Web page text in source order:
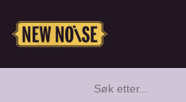
Hopp
for: